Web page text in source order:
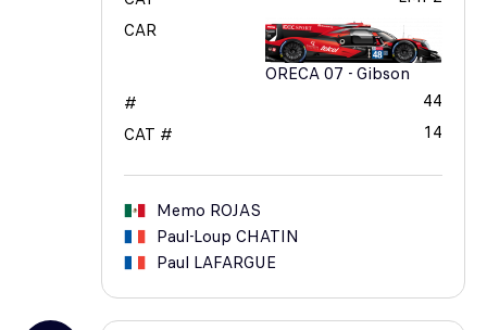
CAR
ORECA 07 - Gibson
#
44
CAT #
14
Memo ROJAS
Paul-Loup CHATIN
Paul LAFARGUE